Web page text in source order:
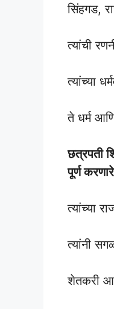
सिंहगड,
त्यांची
त्यांच्या
ते धर्म
छत्रपती
पूर्ण
त्यांच्या
त्यांनी
शेतकरी